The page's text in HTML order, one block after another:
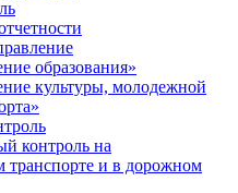
образования»
культуры, молодежной
контроль на
транспорте и в дорожном